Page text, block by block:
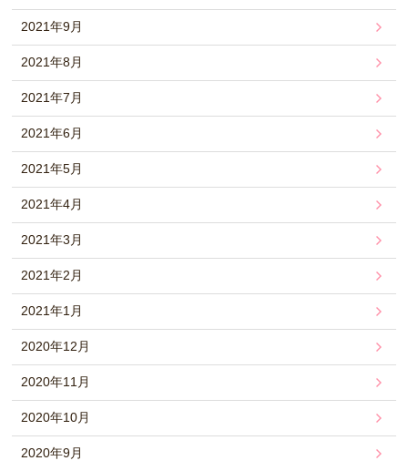
2021年9月
2021年8月
2021年7月
2021年6月
2021年5月
2021年4月
2021年3月
2021年2月
2021年1月
2020年12月
2020年11月
2020年10月
2020年9月